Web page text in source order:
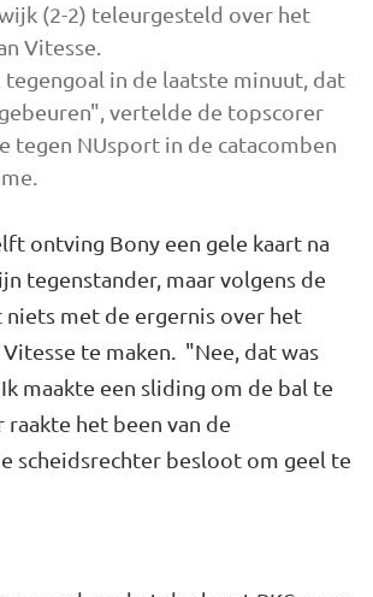
(2-2) teleurgesteld over het
Vitesse.
tegengoal in de laatste minuut, dat
vertelde de topscorer
tegen NUsport in de catacomben
ontving Bony een gele kaart na
tegenstander, maar volgens de
niets met de ergernis over het
te maken. "Nee, dat was
maakte een sliding om de bal te
raakte het been van de
scheidsrechter besloot om geel te